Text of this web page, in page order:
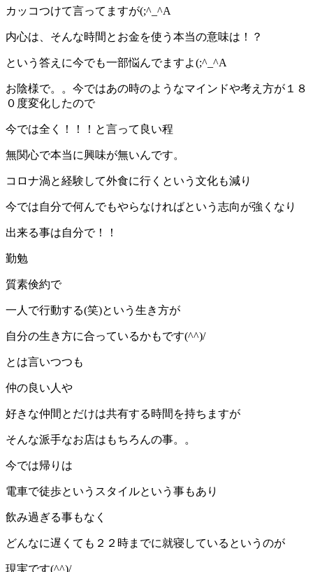
カッコつけて言ってますが(;^_^A
内心は、そんな時間とお金を使う本当の意味は！？
という答えに今でも一部悩んでますよ(;^_^A
お陰様で。。今ではあの時のようなマインドや考え方が１８
０度変化したので
今では全く！！！と言って良い程
無関心で本当に興味が無いんです。
コロナ渦と経験して外食に行くという文化も減り
今では自分で何んでもやらなければという志向が強くなり
出来る事は自分で！！
勤勉
質素倹約で
一人で行動する(笑)という生き方が
自分の生き方に合っているかもです(^^)/
とは言いつつも
仲の良い人や
好きな仲間とだけは共有する時間を持ちますが
そんな派手なお店はもちろんの事。。
今では帰りは
電車で徒歩というスタイルという事もあり
飲み過ぎる事もなく
どんなに遅くても２２時までに就寝しているというのが
現実です(^^)/